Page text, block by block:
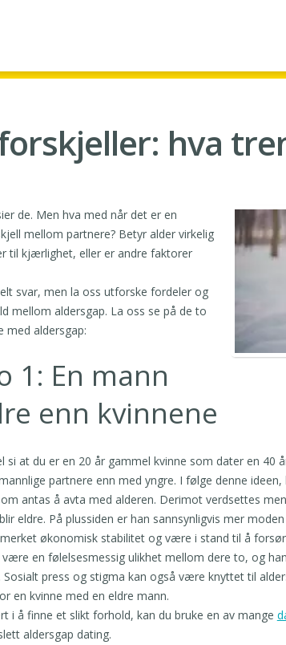
hva
de. Men hva med når det er en
mellom partnere? Betyr alder virkelig
til kjærlighet, eller er andre faktorer
svar, men la oss utforske fordeler og
mellom aldersgap. La oss se på de to
med aldersgap:
1: En mann
enn kvinnene
si at du er en 20 år gammel kvinne som dater en 40
partnere enn med yngre. I følge denne
antas å avta med alderen. Derimot verdsettes
eldre. På plussiden er han sannsynligvis mer
økonomisk stabilitet og være i stand til å
en følelsesmessig ulikhet mellom dere to, og
press og stigma kan også være knyttet til
en kvinne med en eldre mann.
i å finne et slikt forhold, kan du bruke en av mange
aldersgap dating.